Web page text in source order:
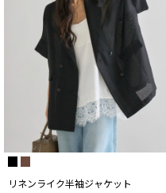
リネンライク半袖ジャケット